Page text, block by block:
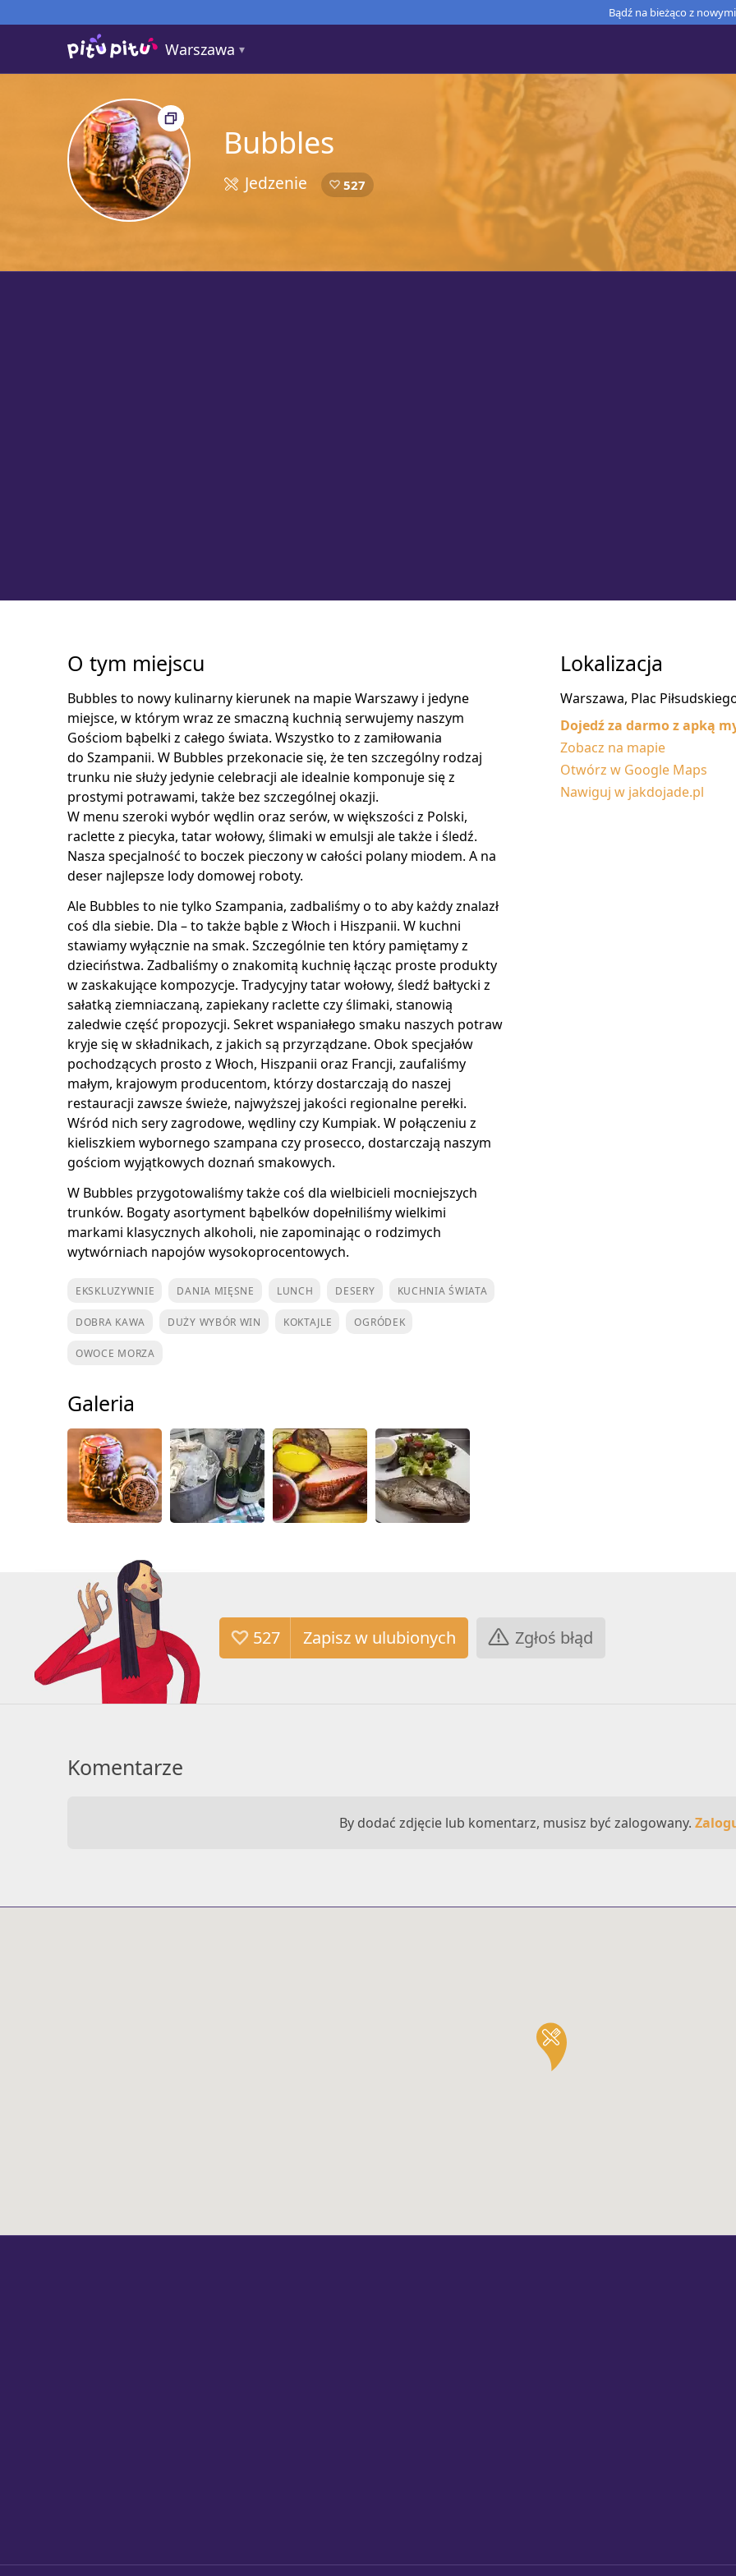
Bądź na bieżąco z
Warszawa
Bubbles
5 Jedzenie 527
O tym miejscu
Bubbles to nowy kulinarny kierunek na mapie Warszawy i jedyne
miejsce, w którym wraz ze smaczną kuchnią serwujemy naszym
Gościom bąbelki z całego świata. Wszystko to z zamiłowania
do Szampanii. W Bubbles przekonacie się, że ten szczególny rodzaj
trunku nie służy jedynie celebracji ale idealnie komponuje się z
prostymi potrawami, także bez szczególnej okazji.
W menu szeroki wybór wędlin oraz serów, w większości z Polski,
raclette z piecyka, tatar wołowy, ślimaki w emulsji ale także i śledź.
Nasza specjalność to boczek pieczony w całości polany miodem. A na
deser najlepsze lody domowej roboty.
Ale Bubbles to nie tylko Szampania, zadbaliśmy o to aby każdy znalazł
coś dla siebie. Dla – to także bąble z Włoch i Hiszpanii. W kuchni
stawiamy wyłącznie na smak. Szczególnie ten który pamiętamy z
dzieciństwa. Zadbaliśmy o znakomitą kuchnię łącząc proste produkty
w zaskakujące kompozycje. Tradycyjny tatar wołowy, śledź bałtycki z
sałatką ziemniaczaną, zapiekany raclette czy ślimaki, stanowią
zaledwie część propozycji. Sekret wspaniałego smaku naszych potraw
kryje się w składnikach, z jakich są przyrządzane. Obok specjałów
pochodzących prosto z Włoch, Hiszpanii oraz Francji, zaufaliśmy
małym, krajowym producentom, którzy dostarczają do naszej
restauracji zawsze świeże, najwyższej jakości regionalne perełki.
Wśród nich sery zagrodowe, wędliny czy Kumpiak. W połączeniu z
kieliszkiem wybornego szampana czy prosecco, dostarczają naszym
gościom wyjątkowych doznań smakowych.
W Bubbles przygotowaliśmy także coś dla wielbicieli mocniejszych
trunków. Bogaty asortyment bąbelków dopełniliśmy wielkimi
markami klasycznych alkoholi, nie zapominając o rodzimych
wytwórniach napojów wysokoprocentowych.
EKSKLUZYWNIE DANIA MIĘSNE LUNCH DESERY KUCHNIA ŚWIATA
DOBRA KAWA DUŻY WYBÓR WIN KOKTAJLE OGRÓDEK
OWOCE MORZA
Galeria
Lokalizacja
Warszawa, Plac
Dojedź za darmo z apką
Zobacz na mapie
Otwórz w Google Maps
Nawiguj w jakdojade.pl
527 Zgłoś błąd
Komentarze
By dodać zdjęcie lub komentarz, musisz być zalogowany.